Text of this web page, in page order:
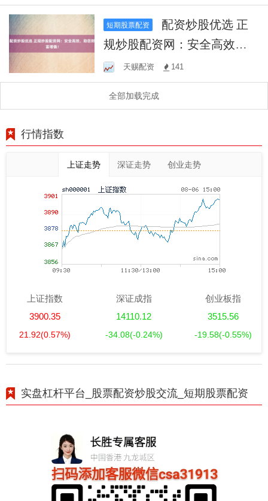
短期股票配资
规炒股配资网：安全高效，
助您财富增值！
天赐配资 141
全部加载完成
行情指数
上证走势 深证走势 创业走势
上证指数
3900.35
21.92(0.57%)
深证成指
14110.12
-34.08(-0.24%)
创业板指
3515.56
-19.58(-0.55%)
实盘杠杆平台_股票配资炒股交流_短期股票配资